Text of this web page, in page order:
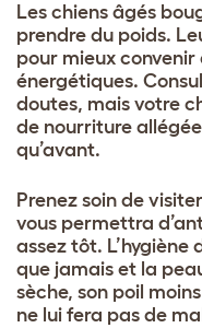
Les chiens âgés
prendre du poids.
pour mieux convenir
énergétiques.
doutes, mais votre
de nourriture
qu’avant.
Prenez soin de
vous permettra
assez tôt.
que jamais et la
sèche, son poil
ne lui fera pas de